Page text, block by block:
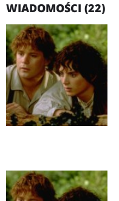
WIADOMOŚCI (22)